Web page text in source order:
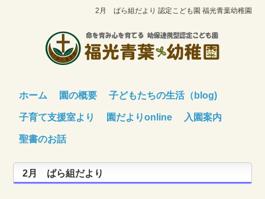
2月 ばら組だより 認定こども園 福光青葉幼稚園
ホーム 園の概要 子どもたちの生活（blog)
子育て支援室より 園だよりonline 入園案内
聖書のお話
2月 ばら組だより